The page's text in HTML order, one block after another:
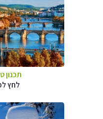
תכנון
לחץ